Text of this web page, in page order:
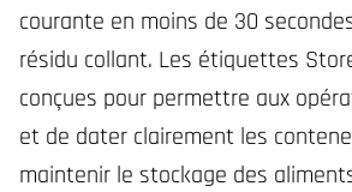
courante en moins de 30
résidu collant. Les étiquettes
conçues pour permettre aux
et de dater clairement les
maintenir le stockage des